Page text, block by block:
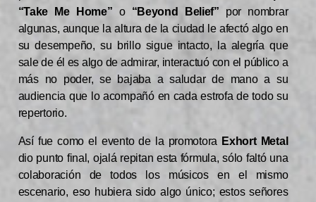
“Take Me Home” o“Beyond Belief” por nombrar
algunas, aunque la altura de la ciudad le afectó algo en
su desempeño, su brillo sigue intacto, la alegría que
sale de él es algo de admirar, interactuó con el público a
más no poder, se bajaba a saludar de mano a su
audiencia que lo acompañó en cada estrofa de todo su
repertorio.
Así fue como el evento de la promotora Exhort Metal
dio punto final, ojalá repitan esta fórmula, sólo faltó una
colaboración de todos los músicos en el mismo
escenario, eso hubiera sido algo único; estos señores